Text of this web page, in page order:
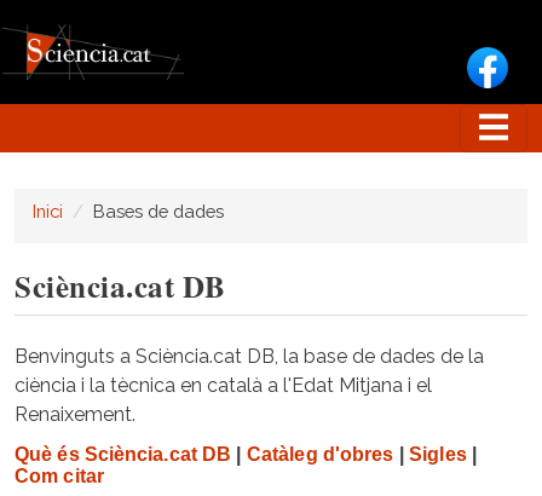
Inici Bases de dades
Sciència.cat DB
Benvinguts a Sciència.cat DB, la base de dades de la
ciència i la tècnica en català a l'Edat Mitjana i el
Renaixement.
Què és Sciència.cat DB Catàleg d'obres Sigles|
Com citar